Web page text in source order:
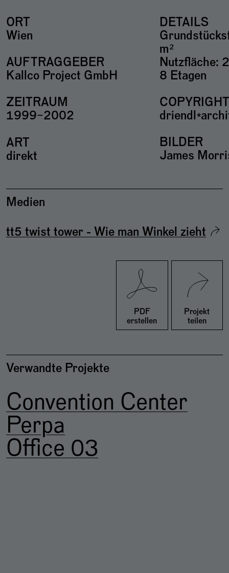
ORT
Wien
AUFTRAGGEBER
Kallco Project GmbH
ZEITRAUM
1999–2002
ART
direkt
DETAILS
m²
Nutzfläche:
8 Etagen
COPYRIGHT
BILDER
James
Medien
tt5 twist tower - Wie man Winkel zieht
PDF
erstellen
Projekt
teilen
Twitter
Verwandte Projekte
Convention Center
Perpa
Office 03